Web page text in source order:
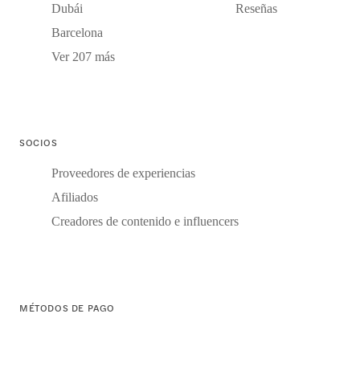
Dubái
Barcelona
Ver 207 más
Reseñas
SOCIOS
Proveedores de experiencias
Afiliados
Creadores de contenido e influencers
MÉTODOS DE PAGO